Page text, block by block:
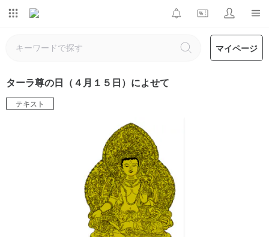
マイページ
ターラ尊の日（４月１５日）によせて
テキスト